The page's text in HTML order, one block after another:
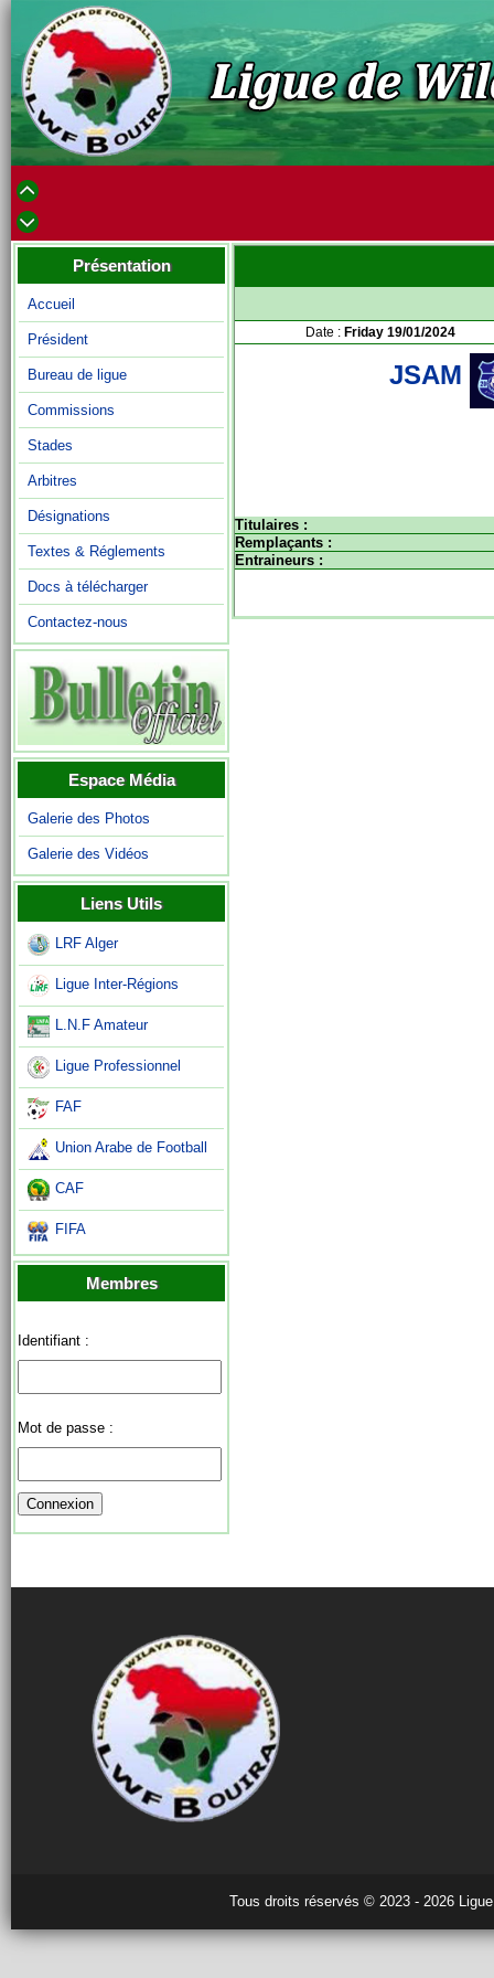
Présentation
Accueil
Président
Bureau de ligue
Commissions
Stades
Arbitres
Désignations
Textes & Réglements
Docs à télécharger
Contactez-nous
Espace Média
Galerie des Photos
Galerie des Vidéos
Liens Utils
LRF Alger
Ligue Inter-Régions
L.N.F Amateur
Ligue Professionnel
FAF
Union Arabe de Football
CAF
FIFA
Membres
Identifiant :
Mot de passe :
Date : Friday 19/01/2024
JSAM
Titulaires :
Remplaçants :
Entraineurs :
Tous droits réservés © 2023 - 2026